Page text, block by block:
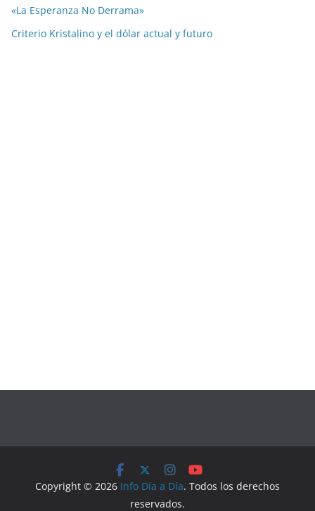
«La Esperanza No Derrama»
Criterio Kristalino y el dólar actual y futuro
Copyright © 2026 Info Día a Día. Todos los derechos
reservados.